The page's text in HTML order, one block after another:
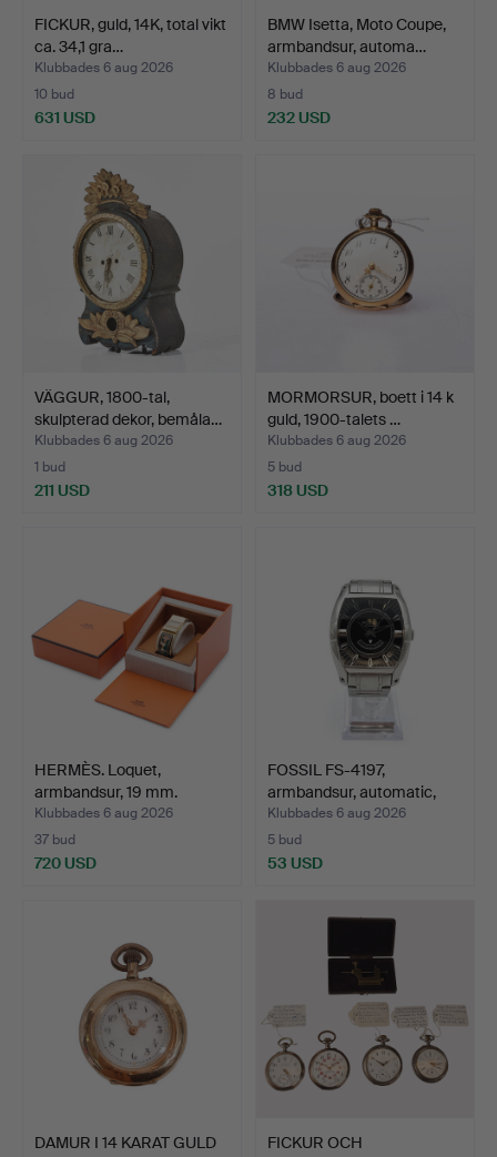
FICKUR, guld, 14K, total vikt
ca. 34,1 gra…
Klubbades 6 aug 2026
10 bud
631 USD
BMW Isetta, Moto Coupe,
armbandsur, automa…
Klubbades 6 aug 2026
8 bud
232 USD
VÄGGUR, 1800-tal,
skulpterad dekor, bemåla…
Klubbades 6 aug 2026
1 bud
211 USD
MORMORSUR, boett i 14 k
guld, 1900-talets …
Klubbades 6 aug 2026
5 bud
318 USD
HERMÈS. Loquet,
armbandsur, 19 mm.
Frankri…
Klubbades 6 aug 2026
37 bud
720 USD
FOSSIL FS-4197,
armbandsur, automatic,
stå…
Klubbades 6 aug 2026
5 bud
53 USD
DAMUR I 14 KARAT GULD
FICKUR OCH